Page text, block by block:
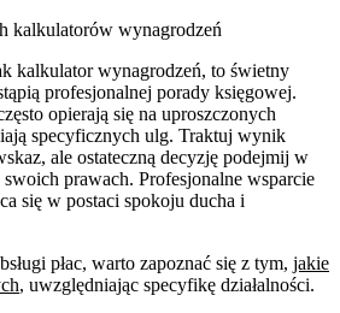
kalkulatorów wynagrodzeń
kalkulator wynagrodzeń, to świetny
profesjonalnej porady księgowej.
opierają się na uproszczonych
specyficznych ulg. Traktuj wynik
ale ostateczną decyzję podejmij w
swoich prawach. Profesjonalne wsparcie
się w postaci spokoju ducha i
płac, warto zapoznać się z tym, jakie
, uwzględniając specyfikę działalności.